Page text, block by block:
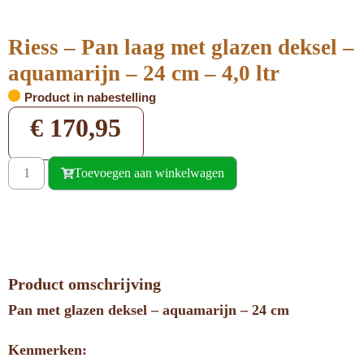
Riess – Pan laag met glazen deksel –
aquamarijn – 24 cm – 4,0 ltr
Product in nabestelling
€ 170,95
Toevoegen aan winkelwagen
Product omschrijving
Pan met glazen deksel – aquamarijn – 24 cm
Kenmerken: